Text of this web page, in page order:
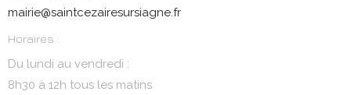
mairie@saintcezairesursiagne.fr
Horaires :
Du lundi au vendredi :
8h30 à 12h tous les matins